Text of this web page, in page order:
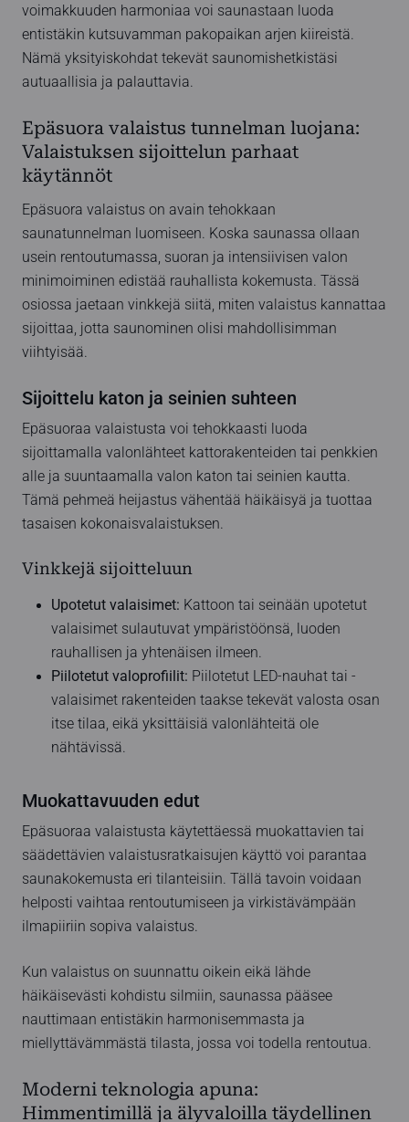
voimakkuuden harmoniaa voi saunastaan luoda
entistäkin kutsuvamman pakopaikan arjen kiireistä.
Nämä yksityiskohdat tekevät saunomishetkistäsi
autuaallisia ja palauttavia.
Epäsuora valaistus tunnelman luojana:
Valaistuksen sijoittelun parhaat
käytännöt
Epäsuora valaistus on avain tehokkaan
saunatunnelman luomiseen. Koska saunassa ollaan
usein rentoutumassa, suoran ja intensiivisen valon
minimoiminen edistää rauhallista kokemusta. Tässä
osiossa jaetaan vinkkejä siitä, miten valaistus kannattaa
sijoittaa, jotta saunominen olisi mahdollisimman
viihtyisää.
Sijoittelu katon ja seinien suhteen
Epäsuoraa valaistusta voi tehokkaasti luoda
sijoittamalla valonlähteet kattorakenteiden tai penkkien
alle ja suuntaamalla valon katon tai seinien kautta.
Tämä pehmeä heijastus vähentää häikäisyä ja tuottaa
tasaisen kokonaisvalaistuksen.
Vinkkejä sijoitteluun
Upotetut valaisimet: Kattoon tai seinään upotetut
valaisimet sulautuvat ympäristöönsä, luoden
rauhallisen ja yhtenäisen ilmeen.
Piilotetut valoprofiilit: Piilotetut LED-nauhat tai -
valaisimet rakenteiden taakse tekevät valosta osan
itse tilaa, eikä yksittäisiä valonlähteitä ole
nähtävissä.
Muokattavuuden edut
Epäsuoraa valaistusta käytettäessä muokattavien tai
säädettävien valaistusratkaisujen käyttö voi parantaa
saunakokemusta eri tilanteisiin. Tällä tavoin voidaan
helposti vaihtaa rentoutumiseen ja virkistävämpään
ilmapiiriin sopiva valaistus.
Kun valaistus on suunnattu oikein eikä lähde
häikäisevästi kohdistu silmiin, saunassa pääsee
nauttimaan entistäkin harmonisemmasta ja
miellyttävämmästä tilasta, jossa voi todella rentoutua.
Moderni teknologia apuna:
Himmentimillä ja älyvaloilla täydellinen